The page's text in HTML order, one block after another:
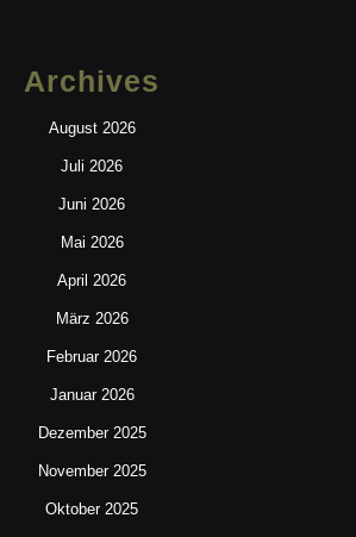
Archives
August 2026
Juli 2026
Juni 2026
Mai 2026
April 2026
März 2026
Februar 2026
Januar 2026
Dezember 2025
November 2025
Oktober 2025